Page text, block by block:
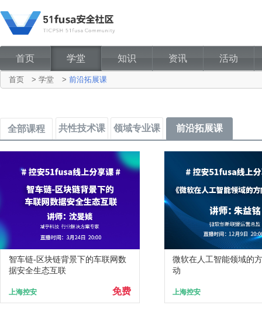
首页 学堂 知识 资讯 活动
首页 > 学堂 > 前沿拓展课
全部课程 共性技术课 领域专业课 前沿拓展课
智车链-区块链背景下的车联网数
据安全生态互联
上海控安 免费
微软在人工智能领域的
动
上海控安